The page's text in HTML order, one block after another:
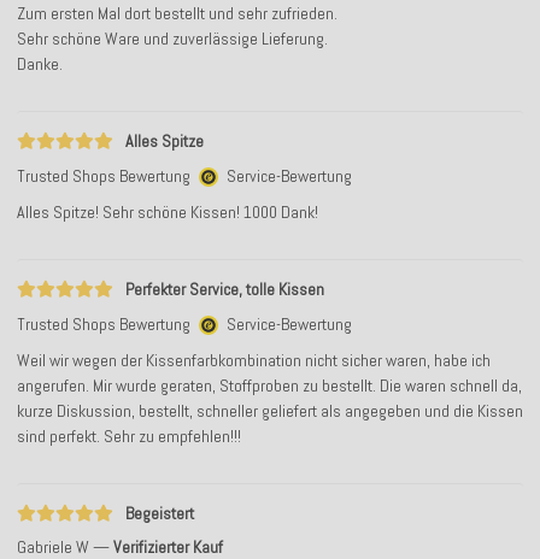
Zum ersten Mal dort bestellt und sehr zufrieden.
Sehr schöne Ware und zuverlässige Lieferung.
Danke.
Alles Spitze
Trusted Shops Bewertung
Service-Bewertung
Alles Spitze! Sehr schöne Kissen! 1000 Dank!
Perfekter Service, tolle Kissen
Trusted Shops Bewertung
Service-Bewertung
Weil wir wegen der Kissenfarbkombination nicht sicher waren, habe ich
angerufen. Mir wurde geraten, Stoffproben zu bestellt. Die waren schnell da,
kurze Diskussion, bestellt, schneller geliefert als angegeben und die Kissen
sind perfekt. Sehr zu empfehlen!!!
Begeistert
Gabriele W
Verifizierter Kauf